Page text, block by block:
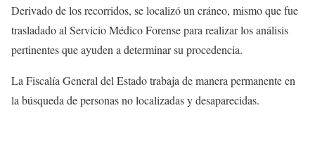
Derivado de los recorridos, se localizó un cráneo, mismo que fue
trasladado al Servicio Médico Forense para realizar los análisis
pertinentes que ayuden a determinar su procedencia.
La Fiscalía General del Estado trabaja de manera permanente en
la búsqueda de personas no localizadas y desaparecidas.